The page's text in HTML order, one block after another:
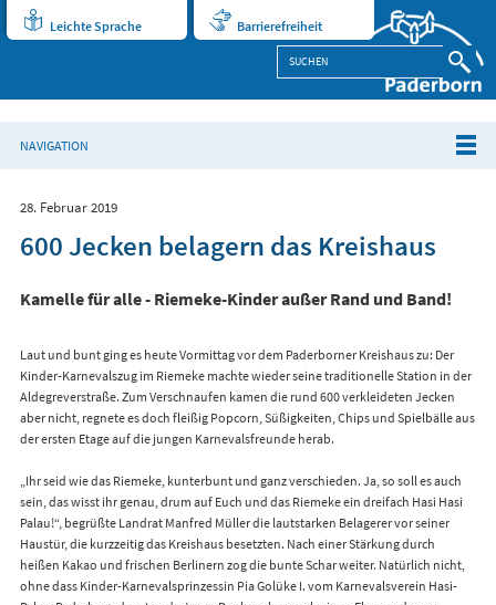
Leichte Sprache Barrierefreiheit
NAVIGATION
28. Februar 2019
600 Jecken belagern das Kreishaus
Kamelle für alle - Riemeke-Kinder außer Rand und Band!
Laut und bunt ging es heute Vormittag vor dem Paderborner Kreishaus zu: Der
Kinder-Karnevalszug im Riemeke machte wieder seine traditionelle Station in der
Aldegreverstraße. Zum Verschnaufen kamen die rund 600 verkleideten Jecken
aber nicht, regnete es doch fleißig Popcorn, Süßigkeiten, Chips und Spielbälle aus
der ersten Etage auf die jungen Karnevalsfreunde herab.
„Ihr seid wie das Riemeke, kunterbunt und ganz verschieden. Ja, so soll es auch
sein, das wisst ihr genau, drum auf Euch und das Riemeke ein dreifach Hasi Hasi
Palau!“, begrüßte Landrat Manfred Müller die lautstarken Belagerer vor seiner
Haustür, die kurzzeitig das Kreishaus besetzten. Nach einer Stärkung durch
heißen Kakao und frischen Berlinern zog die bunte Schar weiter. Natürlich nicht,
ohne dass Kinder-Karnevalsprinzessin Pia Golüke I. vom Karnevalsverein Hasi-